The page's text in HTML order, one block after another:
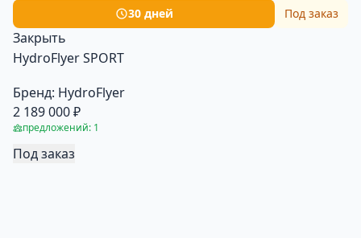
30 дней Под заказ
Закрыть
HydroFlyer SPORT
Бренд: HydroFlyer
2 189 000 ₽
предложений: 1
Под заказ